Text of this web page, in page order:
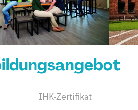
IHK-Zertifikat